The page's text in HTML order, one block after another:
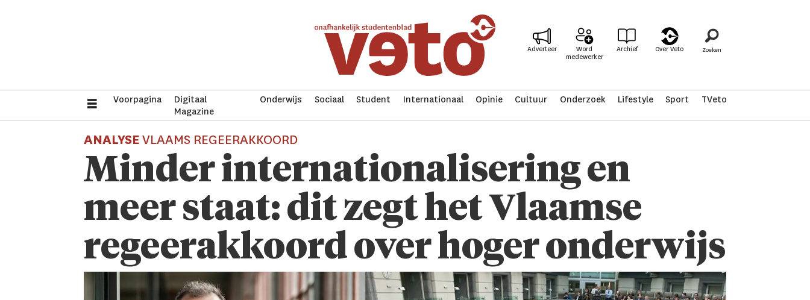
Adverteer
Word
medewerker
Archief Over Veto
Voorpagina
Digitaal
Magazine
Onderwijs Sociaal Student Internationaal Opinie Cultuur Onderzoek Lifestyle Sport TVeto
ANALYSEVLAAMS REGEERAKKOORD
Minder internationalisering en
meer staat: dit zegt het Vlaamse
regeerakkoord over hoger onderwijs